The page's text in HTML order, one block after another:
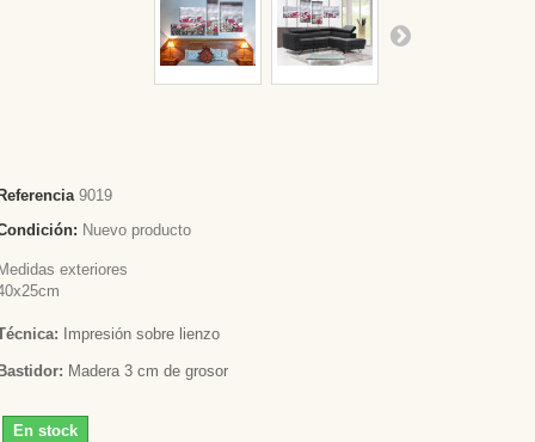
9019
Nuevo producto
exteriores
Impresión sobre lienzo
Madera 3 cm de grosor
En stock